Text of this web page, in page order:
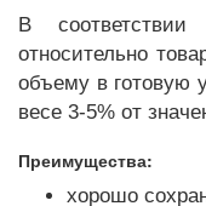
В
относительно
объему в готовую
весе 3-5% от
Преимущества:
хорошо